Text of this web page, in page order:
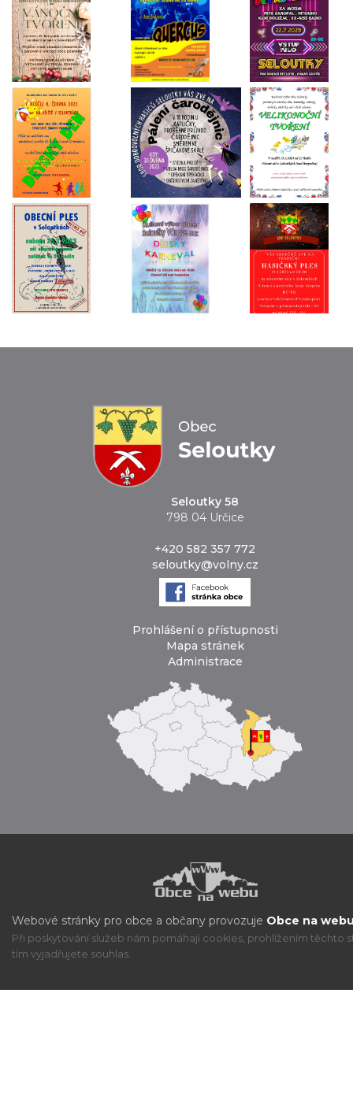
Seloutky 58
798 04 Určice
+420 582 357 772
seloutky@volny.cz
Prohlášení o přístupnosti
Mapa stránek
Administrace
Webové stránky pro obce a občany provozuje Obce na
Při poskytování služeb nám pomáhají cookies, prohlížením těchto
tím vyjadřujete souhlas.